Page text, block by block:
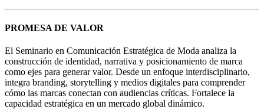
PROMESA DE VALOR
El Seminario en Comunicación Estratégica de Moda analiza la
construcción de identidad, narrativa y posicionamiento de marca
como ejes para generar valor. Desde un enfoque interdisciplinario,
integra branding, storytelling y medios digitales para comprender
cómo las marcas conectan con audiencias críticas. Fortalece la
capacidad estratégica en un mercado global dinámico.